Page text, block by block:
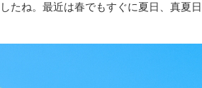
たね。最近は春でもすぐに夏日、真夏